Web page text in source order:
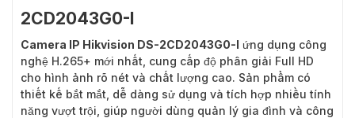
2CD2043G0-I
Camera IP Hikvision DS-2CD2043G0-I ứng dụng công
nghệ H.265+ mới nhất, cung cấp độ phân giải Full HD
cho hình ảnh rõ nét và chất lượng cao. Sản phẩm có
thiết kế bắt mắt, dễ dàng sử dụng và tích hợp nhiều tính
năng vượt trội, giúp người dùng quản lý gia đình và công